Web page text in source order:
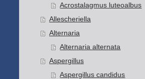
Acrostalagmus luteoalbus
Allescheriella
Alternaria
Alternaria alternata
Aspergillus
Aspergillus candidus